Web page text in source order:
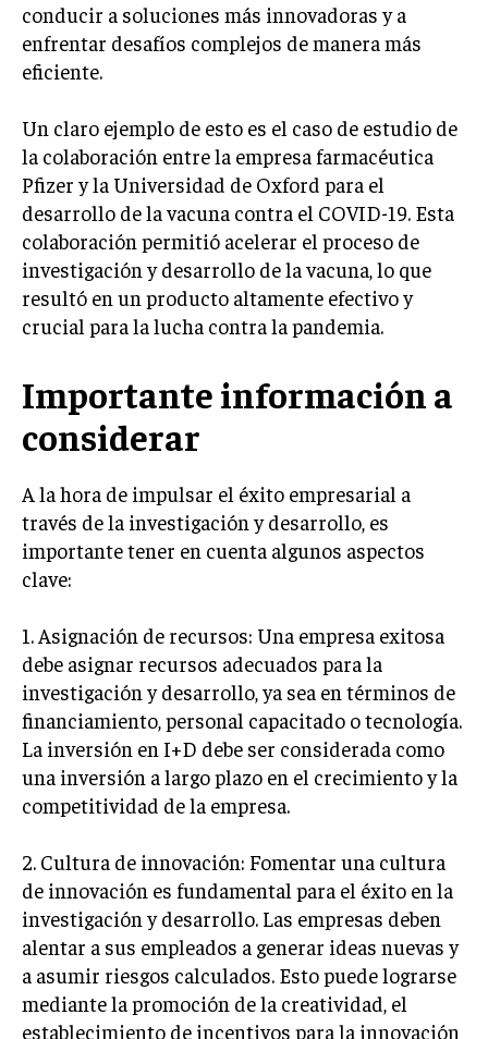
NEGOCIOS
ESTRATEGIAS DE NEGOCIOS
MARKETING B2C
FRANQUICIAS
MARKETING DE INFLUENCERS
E-COMMERCE
E-COMMERCE Y COMERCIO ELECTRÓNICO
ESTRATEGIAS DE PRICING Y GESTIÓN DE
GESTIÓN DE CRISIS EMPRESARIALES
EMPRESAS Y STARTUPS TECNOLÓGICAS
MÁS
PROYECTOS
SUMINISTRO
LOGÍSTICA EMPRESARIAL
CALIDAD Y MEJORA CONTINUA
TALENTOS
RECURSOS HUMANOS Y GESTIÓN DEL
TALENTO
RECLUTAMIENTO Y SELECCIÓN
DESARROLLO DE PERSONAL
GESTIÓN DEL DESEMPEÑO
CULTURA Y CLIMA ORGANIZACIONAL
conducir a soluciones más innovadoras y a
enfrentar desafíos complejos de manera más
eficiente.
Un claro ejemplo de esto es el caso de estudio de
la colaboración entre la empresa farmacéutica
Pfizer y la Universidad de Oxford para el
desarrollo de la vacuna contra el COVID-19. Esta
colaboración permitió acelerar el proceso de
investigación y desarrollo de la vacuna, lo que
resultó en un producto altamente efectivo y
crucial para la lucha contra la pandemia.
Importante información a
considerar
A la hora de impulsar el éxito empresarial a
través de la investigación y desarrollo, es
importante tener en cuenta algunos aspectos
clave:
1. Asignación de recursos: Una empresa exitosa
debe asignar recursos adecuados para la
investigación y desarrollo, ya sea en términos de
financiamiento, personal capacitado o tecnología.
La inversión en I+D debe ser considerada como
una inversión a largo plazo en el crecimiento y la
competitividad de la empresa.
2. Cultura de innovación: Fomentar una cultura
de innovación es fundamental para el éxito en la
investigación y desarrollo. Las empresas deben
alentar a sus empleados a generar ideas nuevas y
a asumir riesgos calculados. Esto puede lograrse
mediante la promoción de la creatividad, el
establecimiento de incentivos para la innovación